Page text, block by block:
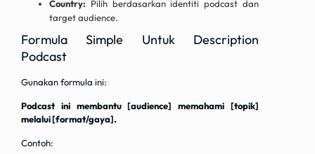
Country: Pilih berdasarkan identiti podcast dan
target audience.
Formula Simple Untuk Description
Podcast
Gunakan formula ini:
Podcast ini membantu [audience] memahami [topik]
melalui [format/gaya].
Contoh: